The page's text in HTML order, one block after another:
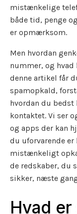
mistænkelige
både tid, penge
er opmærksom.
Men hvordan
nummer, og hvad
denne artikel får
spamopkald,
hvordan du
kontaktet. Vi ser
og apps der kan
du uforvarende
mistænkeligt
de redskaber, du
sikker, næste
Hvad